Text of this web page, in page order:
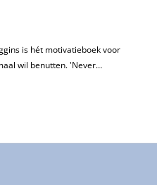
is hét motivatieboek voor
wil benutten. 'Never